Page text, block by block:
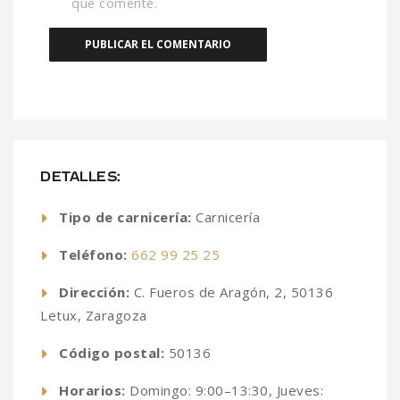
DETALLES:
Tipo de carnicería: Carnicería
Teléfono: 662 99 25 25
Dirección: C. Fueros de Aragón, 2, 50136
Letux, Zaragoza
Código postal: 50136
Horarios: Domingo: 9:00–13:30, Jueves: